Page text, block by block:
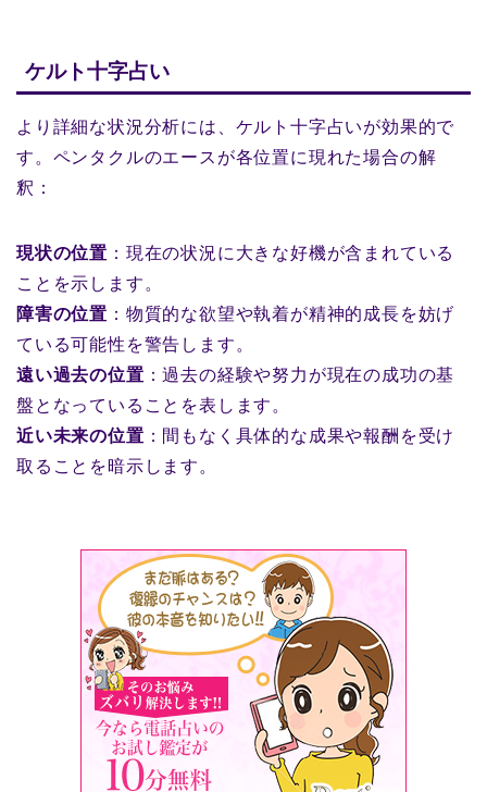
ケルト十字占い
より詳細な状況分析には、ケルト十字占いが効果的で
す。ペンタクルのエースが各位置に現れた場合の解
釈：
現状の位置 ：現在の状況に大きな好機が含まれている
ことを示します。
障害の位置 ：物質的な欲望や執着が精神的成長を妨げ
ている可能性を警告します。
遠い過去の位置 ：過去の経験や努力が現在の成功の基
盤となっていることを表します。
近い未来の位置 ：間もなく具体的な成果や報酬を受け
取ることを暗示します。